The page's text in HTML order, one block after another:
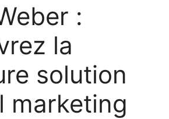
:
la
solution
marketing